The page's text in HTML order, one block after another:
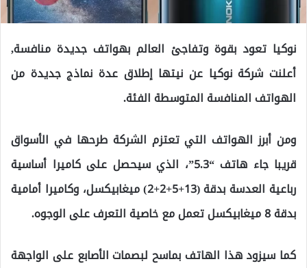
نوكيا تعود بقوة وتفاجئ العالم بهواتف جديدة منافسة,
أعلنت شركة نوكيا عن نيتها إطلاق عدة نماذج جديدة من
الهواتف المنافسة المتوسطة الفئة.
ومن أبرز الهواتف التي تعتزم الشركة طرحها في الأسواق
قريبا جاء هاتف “5.3”، الذي سيحصل على كاميرا أساسية
رباعية العدسة بدقة (13+5+2+2) ميغابيكسل، وكاميرا أمامية
بدقة 8 ميغابيكسل تعمل مع خاصية التعرف على الوجوه.
كما سيزود هذا الهاتف بماسح لبصمات الأصابع على الواجهة